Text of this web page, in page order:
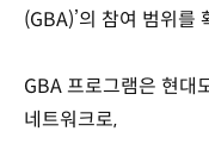
(GBA)’의 참여 범위를
GBA 프로그램은 현대
네트워크로,